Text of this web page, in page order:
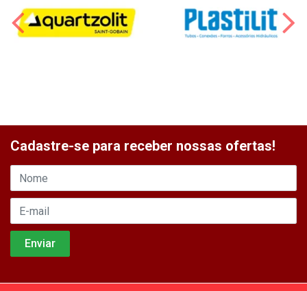
Cadastre-se para receber nossas ofertas!